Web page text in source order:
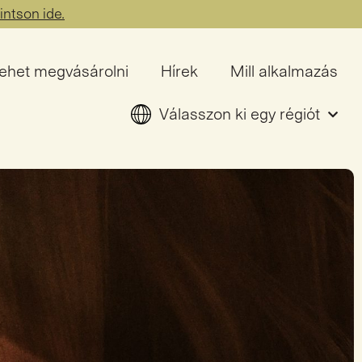
ide.
megvásárolni Hírek Mill alkalmazás
Válasszon ki egy régiót